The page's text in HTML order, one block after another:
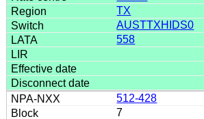
TX
AUSTTXHIDS0
558
512-428
7